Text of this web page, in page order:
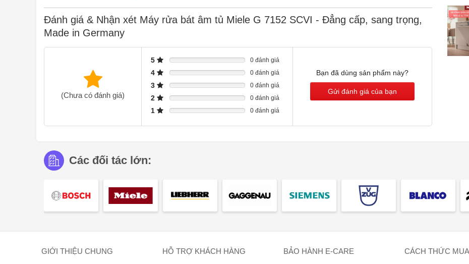
Đánh giá & Nhận xét Máy rửa bát âm tủ Miele G 7152 SCVI - Đẳng cấp, sang trọng,
Made in Germany
(Chưa có đánh giá)
5 0 đánh giá
4 0 đánh giá
3 0 đánh giá
2 0 đánh giá
1 0 đánh giá
Bạn đã dùng sản phẩm này?
Gửi đánh giá của bạn
Các đối tác lớn:
GIỚI THIỆU CHUNG HỖ TRỢ KHÁCH HÀNG BẢO HÀNH E-CARE CÁCH THỨC